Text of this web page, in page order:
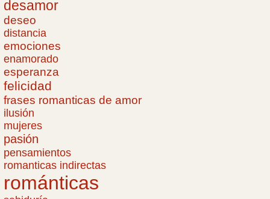
desamor
deseo
distancia
emociones
enamorado
esperanza
felicidad
frases romanticas de amor
ilusión
mujeres
pasión
pensamientos
romanticas indirectas
románticas